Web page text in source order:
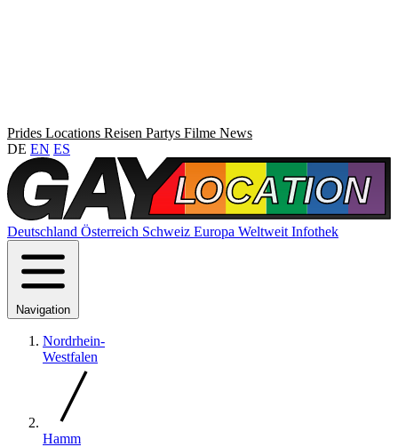
Prides Locations Reisen Partys Filme News
DE EN ES
Deutschland Österreich Schweiz Europa Weltweit Infothek
Navigation
Nordrhein-
Westfalen
Hamm